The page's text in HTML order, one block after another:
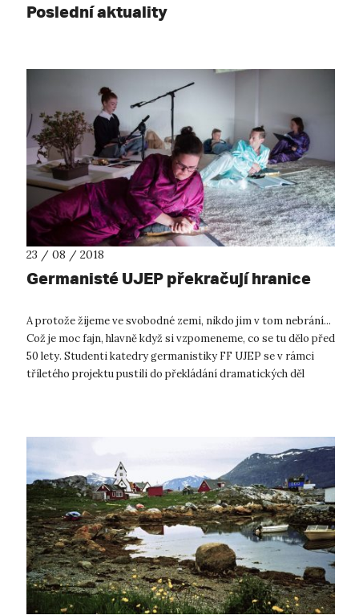
Poslední aktuality
23 / 08 / 2018
Germanisté UJEP překračují hranice
A protože žijeme ve svobodné zemi, nikdo jim v tom nebrání...
Což je moc fajn, hlavně když si vzpomeneme, co se tu dělo před
50 lety. Studenti katedry germanistiky FF UJEP se v rámci
tříletého projektu pustili do překládání dramatických děl